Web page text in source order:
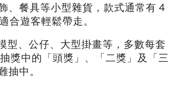
、餐具等小型雜貨，款式通常有 4
合遊客輕鬆帶走。
型、公仔、大型掛畫等，多數每套
獎中的「頭獎」、「二獎」及「三
抽中。